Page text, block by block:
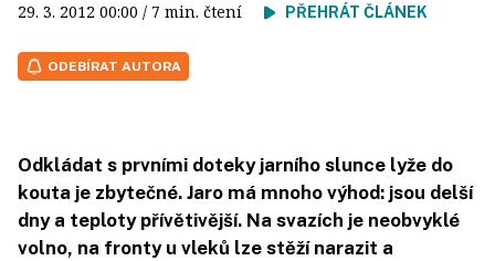
29. 3. 2012 00:00 / 7 min. čtení PŘEHRÁT ČLÁNEK
ODEBÍRAT AUTORA
Odkládat s prvními doteky jarního slunce lyže do
kouta je zbytečné. Jaro má mnoho výhod: jsou delší
dny a teploty přívětivější. Na svazích je neobvyklé
volno, na fronty u vleků lze stěží narazit a